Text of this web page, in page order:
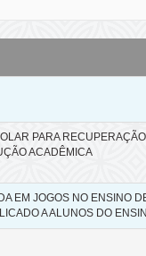
PARA
ACADÊMICA
EM JOGOS NO ENSINO
A ALUNOS DO